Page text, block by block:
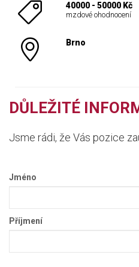
40000 - 50000 Kč
mzdové ohodnocení
Brno
DŮLEŽITÉ
Jsme rádi, že Vás pozice
Jméno
Příjmení